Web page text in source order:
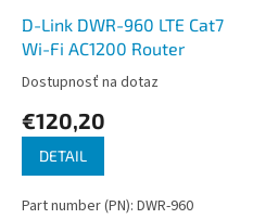
D-Link DWR-960 LTE Cat7
Wi-Fi AC1200 Router
Dostupnosť na dotaz
€120,20
DETAIL
Part number (PN): DWR-960